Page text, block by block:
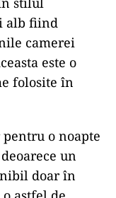
alb fiind
camerei
este o
folosite în
o noapte
un
doar în